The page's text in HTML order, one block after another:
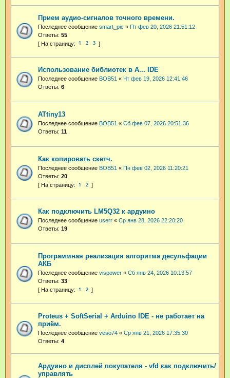
Прием аудио-сигналов точного времени.
Последнее сообщение smart_pic « Пт фев 20, 2026 21:51:12
Ответы: 55
1 2 3
Использование библиотек в A... IDE
Последнее сообщение BOB51 « Чт фев 19, 2026 12:41:46
Ответы: 6
ATtiny13
Последнее сообщение BOB51 « Сб фев 07, 2026 20:51:36
Ответы: 11
Как копировать скетч.
Последнее сообщение BOB51 « Пн фев 02, 2026 11:20:21
Ответы: 20
1 2
Как подключить LM5Q32 к ардуино
Последнее сообщение userr « Ср янв 28, 2026 22:20:20
Ответы: 19
Программная реализация алгоритма десульфации
АКБ
Последнее сообщение vispower « Сб янв 24, 2026 10:13:57
Ответы: 33
1 2
Proteus + SoftSerial + Arduino IDE - не работает на
приём.
Последнее сообщение veso74 « Ср янв 21, 2026 17:35:30
Ответы: 4
Ардуино и дисплей покупателя - vfd как подключить/
управлять